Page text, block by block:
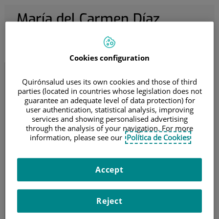
María del Carmen Díaz
María del Carmen Díaz Sánchez
Endocrinología y Nutrición
Especialista de la Unidad de Obesidad y
Diabetes Tipo 2
Centro Médico Quirónsalud Alicante
Cookies configuration
Quirónsalud uses its own cookies and those of third
parties (located in countries whose legislation does not
guarantee an adequate level of data protection) for
user authentication, statistical analysis, improving
services and showing personalised advertising
through the analysis of your navigation. For more
information, please see our Política de Cookies
Reject
Accept